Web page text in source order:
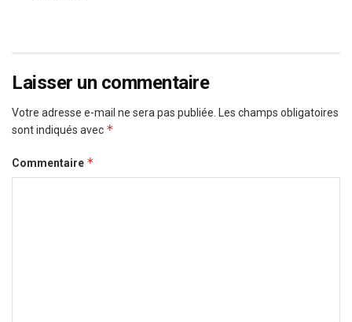
Laisser un commentaire
Votre adresse e-mail ne sera pas publiée.
Les champs obligatoires
sont indiqués avec *
Commentaire *